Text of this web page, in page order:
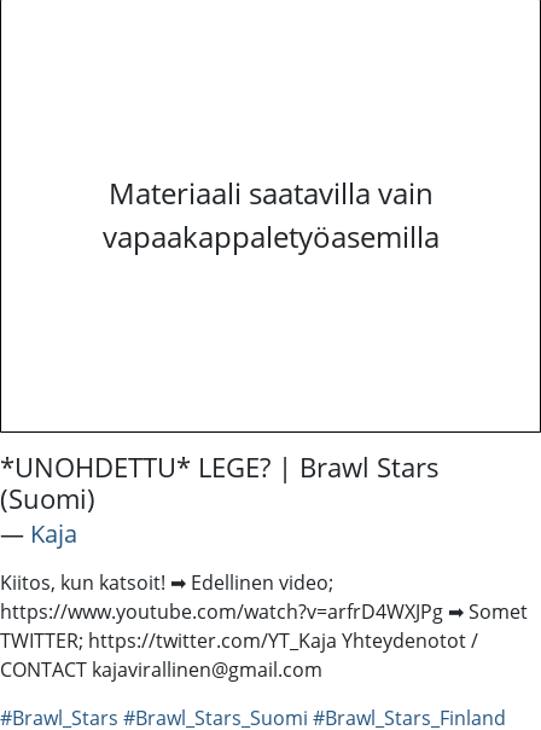
Materiaali saatavilla vain
vapaakappaletyöasemilla
*UNOHDETTU* LEGE? | Brawl Stars
(Suomi)
― Kaja
Kiitos, kun katsoit! ➡ Edellinen video;
https://www.youtube.com/watch?v=arfrD4WXJPg ➡ Somet
TWITTER; https://twitter.com/YT_Kaja Yhteydenotot /
CONTACT kajavirallinen@gmail.com
#Brawl_Stars #Brawl_Stars_Suomi #Brawl_Stars_Finland